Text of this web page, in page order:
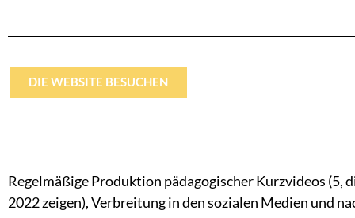
DIE WEBSITE BESUCHEN
Regelmäßige Produktion pädagogischer Kurzvideos
2022 zeigen), Verbreitung in den sozialen Medien und